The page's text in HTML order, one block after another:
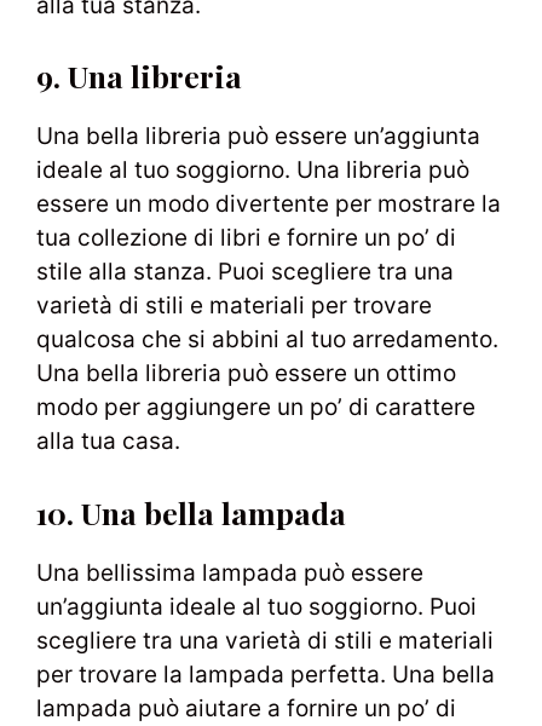
9. Una libreria
Una bella libreria può essere un’aggiunta
ideale al tuo soggiorno. Una libreria può
essere un modo divertente per mostrare la
tua collezione di libri e fornire un po’ di
stile alla stanza. Puoi scegliere tra una
varietà di stili e materiali per trovare
qualcosa che si abbini al tuo arredamento.
Una bella libreria può essere un ottimo
modo per aggiungere un po’ di carattere
alla tua casa.
10. Una bella lampada
Una bellissima lampada può essere
un’aggiunta ideale al tuo soggiorno. Puoi
scegliere tra una varietà di stili e materiali
per trovare la lampada perfetta. Una bella
lampada può aiutare a fornire un po’ di